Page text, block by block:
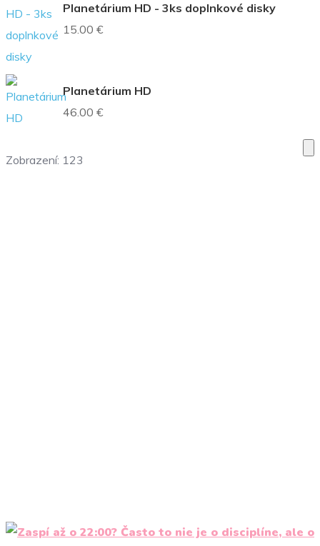
Planetárium HD - 3ks doplnkové disky
15.00 €
Planetárium HD
46.00 €
Zobrazení: 123